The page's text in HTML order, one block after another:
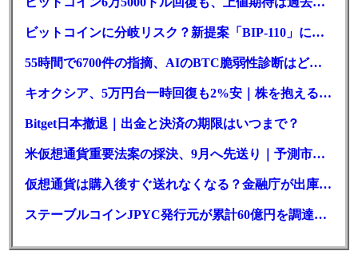
ビットコインに分岐リスク？新提案「BIP-110」に期限迫る
55時間で6700件の指摘、AIのBTC脆弱性診断はどこまで本物か
キオクシア、5万円台一時回復も2%安｜株を抱える東芝は純利益30倍
Bitget日本撤退｜出金と決済の期限はいつまで？
米仮想通貨重要法案の採決、9月へ先送り｜予測市場の成立確率は14%に
仮想通貨は購入後すぐ送れなくなる？金融庁が出庫制限を要請
ステーブルコインJPYC発行元が累計60億円を調達、物流大手も出資参画